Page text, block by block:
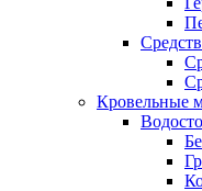
Кровельные